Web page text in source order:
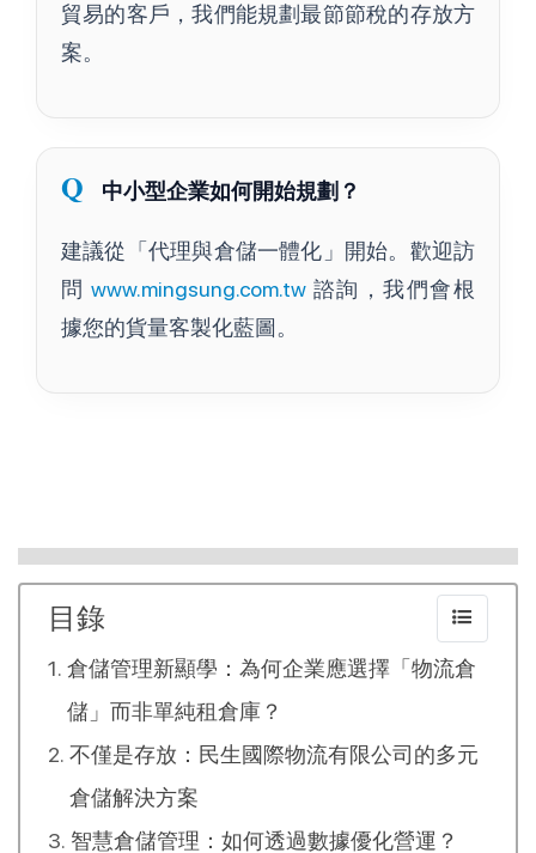
貿易的客戶，我們能規劃最節節稅的存放方
案。
中小型企業如何開始規劃？
建議從「代理與倉儲一體化」開始。歡迎訪
問www.mingsung.com.tw 諮詢，我們會根
據您的貨量客製化藍圖。
目錄
倉儲管理新顯學：為何企業應選擇「物流倉
儲」而非單純租倉庫？
不僅是存放：民生國際物流有限公司的多元
倉儲解決方案
智慧倉儲管理：如何透過數據優化營運？